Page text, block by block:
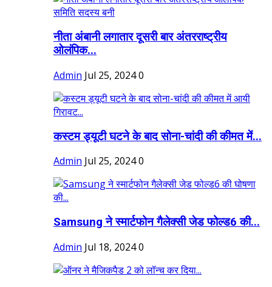
नीता अंबानी लगातार दूसरी बार अंतरराष्ट्रीय
ओलंपिक...
Admin Jul 25, 20240
कस्टम ड्यूटी घटने के बाद सोना-चांदी की कीमत में...
Admin Jul 25, 20240
Samsung ने स्मार्टफोन गैलेक्सी जेड फोल्ड6 की...
Admin Jul 18, 20240